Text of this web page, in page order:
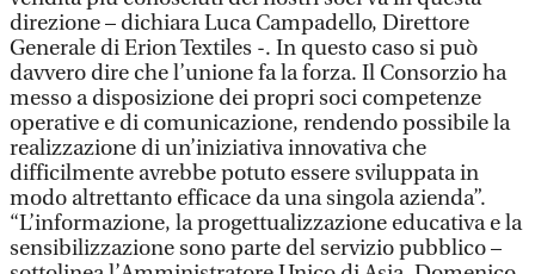
direzione – dichiara Luca Campadello, Direttore
Generale di Erion Textiles -. In questo caso si può
davvero dire che l’unione fa la forza. Il Consorzio ha
messo a disposizione dei propri soci competenze
operative e di comunicazione, rendendo possibile la
realizzazione di un’iniziativa innovativa che
difficilmente avrebbe potuto essere sviluppata in
modo altrettanto efficace da una singola azienda”.
“L’informazione, la progettualizzazione educativa e la
sensibilizzazione sono parte del servizio pubblico –